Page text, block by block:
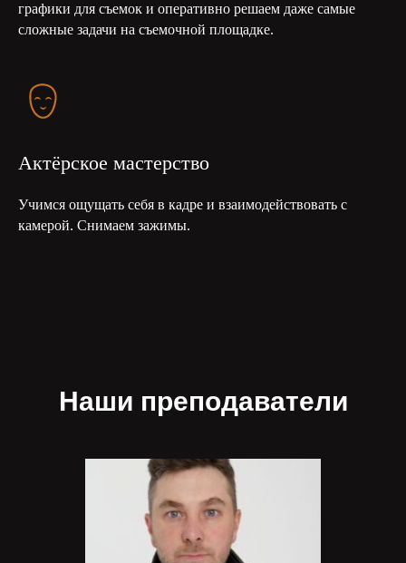
графики для съемок и оперативно решаем даже самые
сложные задачи на съемочной площадке.
Актёрское мастерство
Учимся ощущать себя в кадре и взаимодействовать с
камерой. Снимаем зажимы.
Наши преподаватели